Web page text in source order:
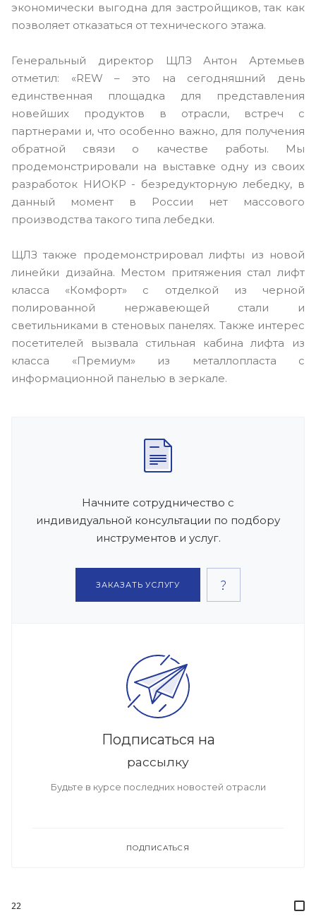
экономически выгодна для застройщиков, так как
позволяет отказаться от технического этажа.
Генеральный директор ЩЛЗ Антон Артемьев
отметил: «REW – это на сегодняшний день
единственная площадка для представления
новейших продуктов в отрасли, встреч с
партнерами и, что особенно важно, для получения
обратной связи о качестве работы. Мы
продемонстрировали на выставке одну из своих
разработок НИОКР - безредукторную лебедку, в
данный момент в России нет массового
производства такого типа лебедки.
ЩЛЗ также продемонстрировал лифты из новой
линейки дизайна. Местом притяжения стал лифт
класса «Комфорт» с отделкой из черной
полированной нержавеющей стали и
светильниками в стеновых панелях. Также интерес
посетителей вызвала стильная кабина лифта из
класса «Премиум» из металлопласта с
информационной панелью в зеркале.
Начните сотрудничество с
индивидуальной консультации по подбору
инструментов и услуг.
ЗАКАЗАТЬ УСЛУГУ
Подписаться на
рассылку
Будьте в курсе последних новостей отрасли
ПОДПИСАТЬСЯ
22